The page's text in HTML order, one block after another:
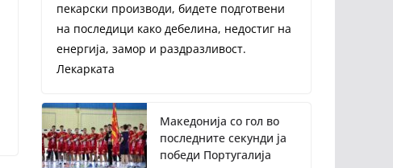
пекарски производи, бидете подготвени
на последици како дебелина, недостиг на
енергија, замор и раздразливост.
Лекарката
Македонија со гол во
последните секунди ја
победи Португалија